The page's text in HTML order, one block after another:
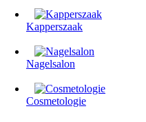
Kapperszaak
Nagelsalon
Cosmetologie